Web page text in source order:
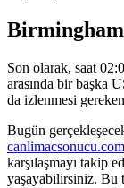
Son olarak, saat
arasında bir başka
da izlenmesi
Bugün
canlimacsonucu.com
karşılaşmayı takip
yaşayabilirsiniz. Bu